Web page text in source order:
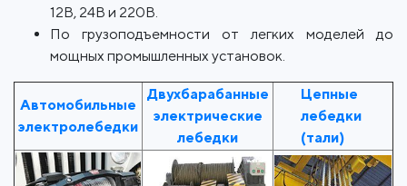
12В, 24В и 220В.
По грузоподъемности от легких моделей до
мощных промышленных установок.
Автомобильные
электролебедки
Двухбарабанные
электрические
лебедки
Цепные
лебедки
(тали)